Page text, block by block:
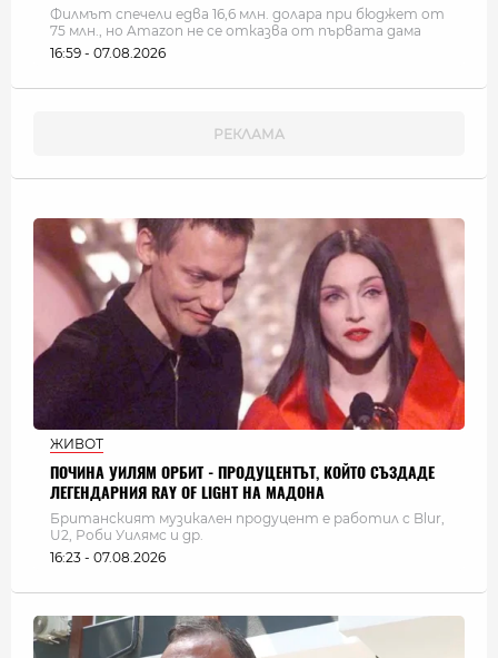
Филмът спечели едва 16,6 млн. долара при бюджет от
75 млн., но Amazon не се отказва от първата дама
16:59 - 07.08.2026
ЖИВОТ
ПОЧИНА УИЛЯМ ОРБИТ - ПРОДУЦЕНТЪТ, КОЙТО СЪЗДАДЕ
ЛЕГЕНДАРНИЯ RAY OF LIGHT НА МАДОНА
Британският музикален продуцент е работил с Blur,
U2, Роби Уилямс и др.
16:23 - 07.08.2026